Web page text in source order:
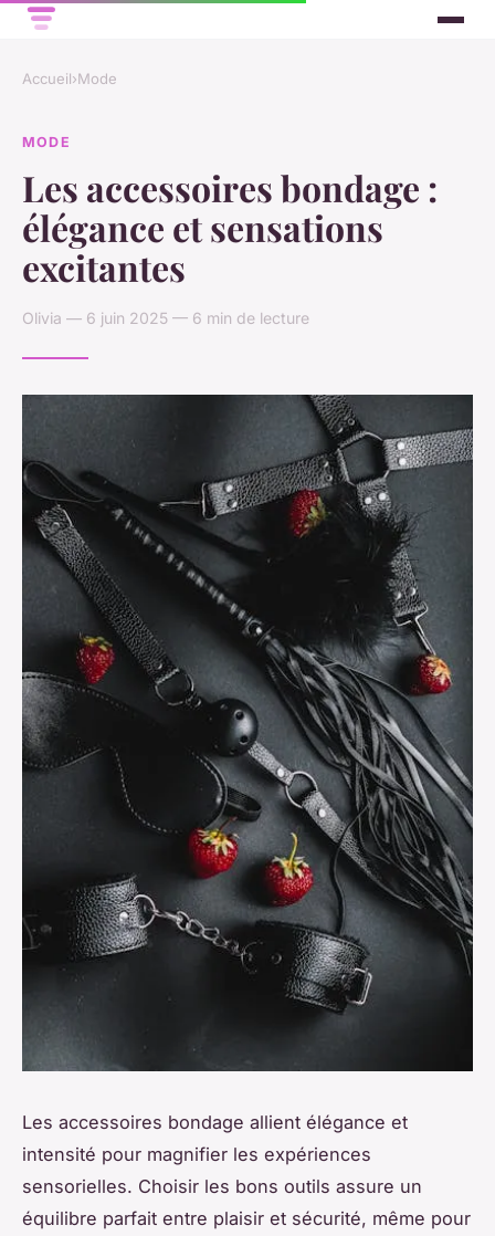
Accueil›Mode
MODE
Les accessoires bondage :
élégance et sensations
excitantes
Olivia — 6 juin 2025 — 6 min de lecture
Les accessoires bondage allient élégance et
intensité pour magnifier les expériences
sensorielles. Choisir les bons outils assure un
équilibre parfait entre plaisir et sécurité, même pour